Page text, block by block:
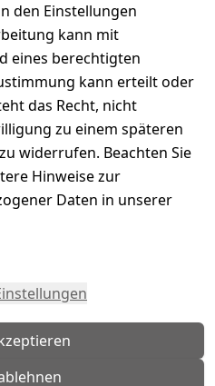
( 0 )
( 0 )
( 0 )
( 0 )
( 0 )
Bewertung für diesen
den Einstellungen
kann mit
eines berechtigten
kann erteilt oder
das Recht, nicht
zu einem späteren
widerrufen. Beachten Sie
Hinweise zur
Daten in unserer